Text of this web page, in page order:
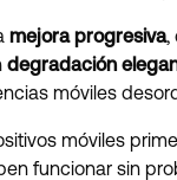
mejora progresiva,
degradación
móviles
móviles
funcionar sin